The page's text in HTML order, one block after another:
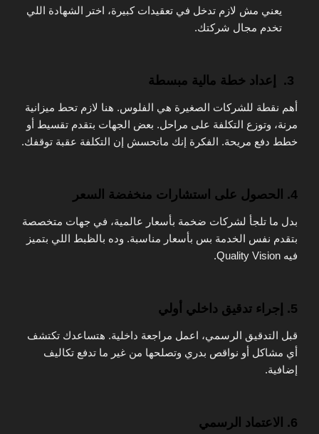
يعني مش لازم تدخل في تعقيدات كبيرة، اختر الشهادة اللي
تخدم مجال شركتك.
أهم نقطة للشركات الصغيرة هي الفلوس. هنا لازم تحط ميزانية
مرنة، وتوزع التكلفة على مراحل. بعض الجهات بتقدم تقسيط أو
خطط دفع مريحة. الفكرة إنك ماتحسش إن التكلفة عقبة توقفك.
4. الحصول على استشارات منخفضة السعر
بدل ما تلجأ لشركات ضخمة بأسعار عالمية، في جهات متخصصة
بتقدم نفس الخدمة بس بأسعار مناسبة. وده بالظبط اللي بتميز
فيه Quality Vision.
5. إجراء تدقيق داخلي أولي
قبل التدقيق الرسمي، اعمل مراجعة داخلية. هتساعدك تكتشف
أي مشاكل أو نواقص بدري وتصلحها من غير ما تدفع تكاليف
إضافية.
6. الاعتماد الرسمي